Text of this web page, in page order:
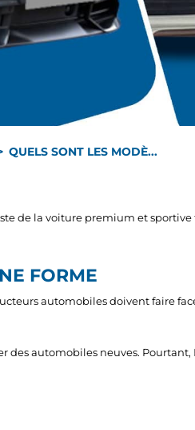
QUELS SONT LES MODÈ...
de la voiture premium et
FORME
automobiles doivent faire
des automobiles neuves.